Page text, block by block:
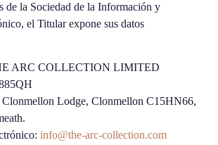
de la Sociedad de la Información y
el Titular expone sus datos
ARC COLLECTION LIMITED
Lodge, Clonmellon C15HN66,
info@the-arc-collection.com